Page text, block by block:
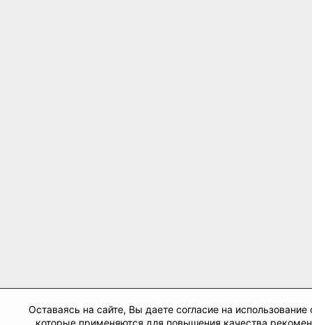
Оставаясь на сайте, Вы даете согласие на использование
которые применяются для повышения качества